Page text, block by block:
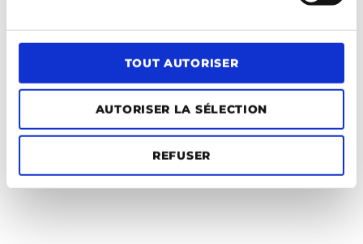
TOUT AUTORISER
AUTORISER LA SÉLECTION
REFUSER